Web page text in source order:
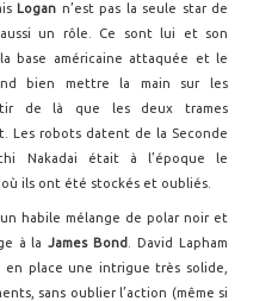
Logan n’est pas la seule star de
un rôle. Ce sont lui et son
base américaine attaquée et le
bien mettre la main sur les
de là que les deux trames
Les robots datent de la Seconde
Nakadai était à l’époque le
ils ont été stockés et oubliés.
un habile mélange de polar noir et
à laJamesBond
. David Lapham
en place une intrigue très solide,
sans oublier l’action (même si